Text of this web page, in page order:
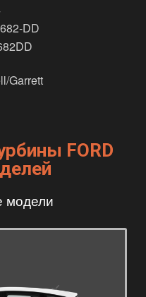
DD
Garrett
FORD
модели